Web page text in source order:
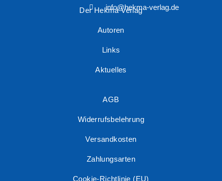
info@hekma-verlag.de
Der Hekma Verlag
Autoren
Links
Aktuelles
AGB
Widerrufsbelehrung
Versandkosten
Zahlungsarten
Cookie-Richtlinie (EU)